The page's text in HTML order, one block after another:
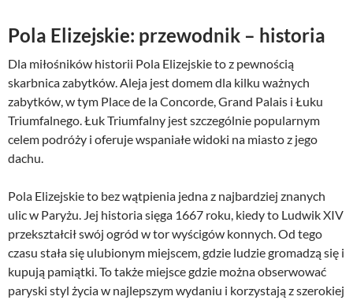
Pola Elizejskie: przewodnik – historia
Dla miłośników historii Pola Elizejskie to z pewnością
skarbnica zabytków. Aleja jest domem dla kilku ważnych
zabytków, w tym Place de la Concorde, Grand Palais i Łuku
Triumfalnego. Łuk Triumfalny jest szczególnie popularnym
celem podróży i oferuje wspaniałe widoki na miasto z jego
dachu.
Pola Elizejskie to bez wątpienia jedna z najbardziej znanych
ulic w Paryżu. Jej historia sięga 1667 roku, kiedy to Ludwik XIV
przekształcił swój ogród w tor wyścigów konnych. Od tego
czasu stała się ulubionym miejscem, gdzie ludzie gromadzą się i
kupują pamiątki. To także miejsce gdzie można obserwować
paryski styl życia w najlepszym wydaniu i korzystają z szerokiej